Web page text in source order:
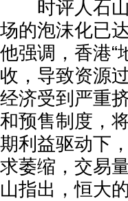
时评人石山
场的泡沫化已
他强调，香港“
收，导致资源
经济受到严重
和预售制度，
期利益驱动下
求萎缩，交易
山指出，恒大